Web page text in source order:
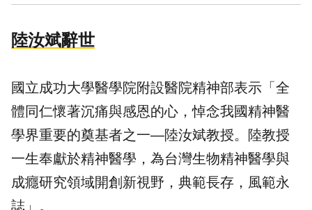
陸汝斌辭世
國立成功大學醫學院附設醫院精神部表示「全
體同仁懷著沉痛與感恩的心，悼念我國精神醫
學界重要的奠基者之一—陸汝斌教授。陸教授
一生奉獻於精神醫學，為台灣生物精神醫學與
成癮研究領域開創新視野，典範長存，風範永
誌」。